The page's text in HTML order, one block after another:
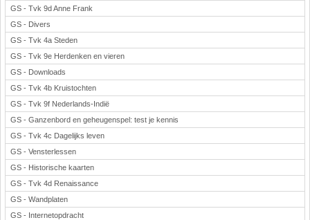
GS - Tvk 9d Anne Frank
GS - Divers
GS - Tvk 4a Steden
GS - Tvk 9e Herdenken en vieren
GS - Downloads
GS - Tvk 4b Kruistochten
GS - Tvk 9f Nederlands-Indië
GS - Ganzenbord en geheugenspel: test je kennis
GS - Tvk 4c Dagelijks leven
GS - Vensterlessen
GS - Historische kaarten
GS - Tvk 4d Renaissance
GS - Wandplaten
GS - Internetopdracht